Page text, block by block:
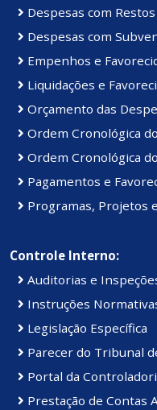
Despesas com
Despesas com
Empenhos e
Liquidações e
Orçamento das
Ordem Cronológica
Ordem Cronológica
Pagamentos e
Programas, Projetos
Controle Interno:
Auditorias e
Instruções
Legislação Específica
Parecer do Tribunal
Portal da
Prestação de Contas